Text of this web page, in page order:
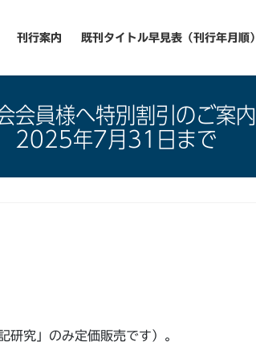
刊行案内 既刊タイトル早見表（刊行年月順）
会員様へ特別割引のご案内
2025年7月31日まで
研究」のみ定価販売です）。